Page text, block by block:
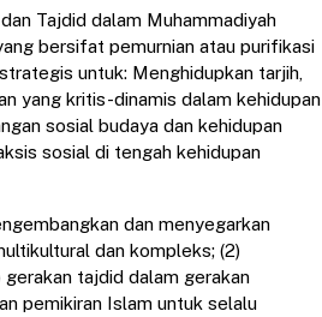
Tajdid dalam Muhammadiyah
bersifat pemurnian atau purifikasi
untuk: Menghidupkan tarjih,
yang kritis-dinamis dalam kehidupan
sosial budaya dan kehidupan
sosial di tengah kehidupan
dan menyegarkan
dan kompleks; (2)
tajdid dalam gerakan
pemikiran Islam untuk selalu